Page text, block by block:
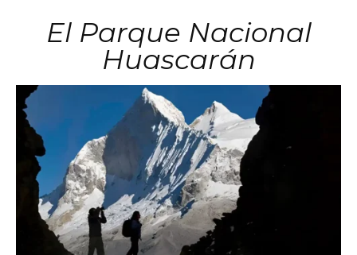
El Parque Nacional
Huascarán